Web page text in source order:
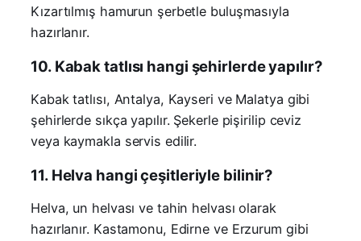
Kızartılmış hamurun şerbetle buluşmasıyla
hazırlanır.
10. Kabak tatlısı hangi şehirlerde yapılır?
Kabak tatlısı, Antalya, Kayseri ve Malatya gibi
şehirlerde sıkça yapılır. Şekerle pişirilip ceviz
veya kaymakla servis edilir.
11. Helva hangi çeşitleriyle bilinir?
Helva, un helvası ve tahin helvası olarak
hazırlanır. Kastamonu, Edirne ve Erzurum gibi